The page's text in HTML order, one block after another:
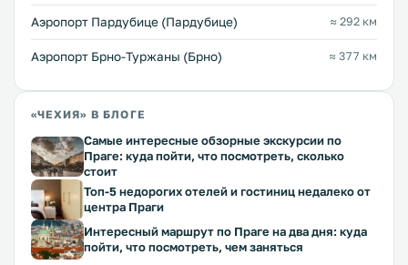
Аэропорт Пардубице (Пардубице) ≈ 292 км
Аэропорт Брно-Туржаны (Брно) ≈ 377 км
«ЧЕХИЯ» В БЛОГЕ
Самые интересные обзорные экскурсии по
Праге: куда пойти, что посмотреть, сколько
стоит
Топ-5 недорогих отелей и гостиниц недалеко от
центра Праги
Интересный маршрут по Праге на два дня: куда
пойти, что посмотреть, чем заняться